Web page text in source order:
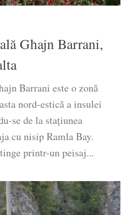
Għajn Barrani,
Barrani este o zonă
nord-estică a insulei
se de la stațiunea
cu nisip Ramla Bay.
printr-un peisaj...